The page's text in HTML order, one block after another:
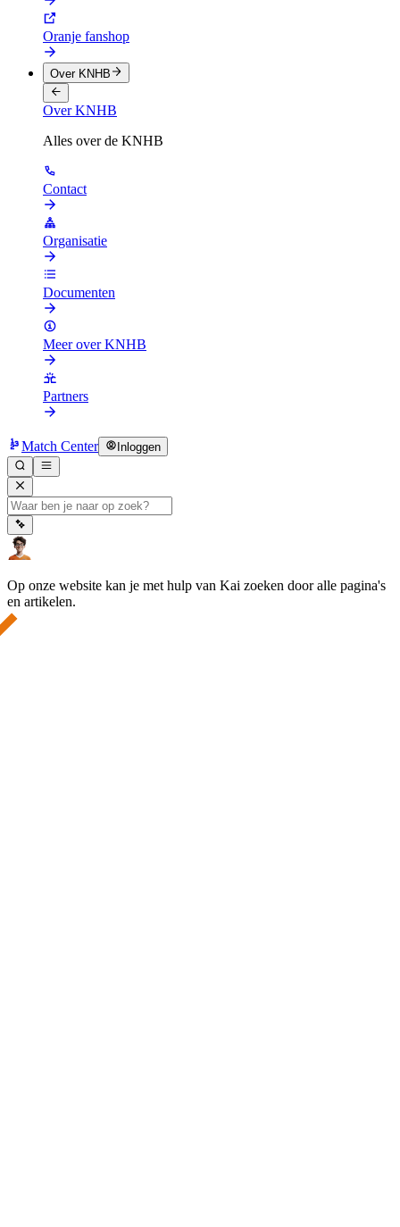
Oranje fanshop
Over KNHB
Over KNHB
Alles over de KNHB
Contact
Organisatie
Documenten
Meer over KNHB
Partners
Match Center Inloggen
Op onze website kan je met hulp van Kai zoeken door alle pagina's
en artikelen.